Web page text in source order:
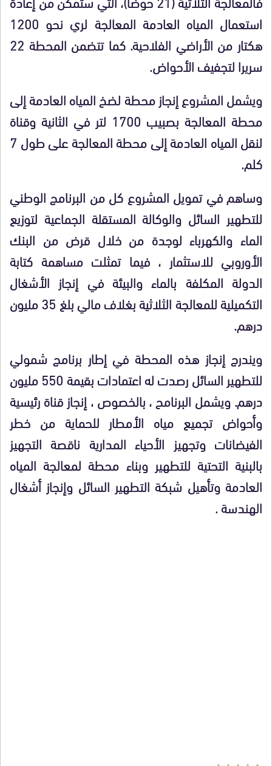
استعمال المياه العادمة المعالجة لري نحو 1200
هكتار من الأراضي الفلاحية. كما تتضمن المحطة 22
سريرا لتجفيف الأحواض.
ويشمل المشروع إنجاز محطة لضخ المياه العادمة إلى
محطة المعالجة بصبيب 1700 لتر في الثانية وقناة
لنقل المياه العادمة إلى محطة المعالجة على طول 7
كلم.
وساهم في تمويل المشروع كل من البرنامج الوطني
للتطهير السائل والوكالة المستقلة الجماعية لتوزيع
الماء والكهرباء لوجدة من خلال قرض من البنك
الأوروبي للاستثمار ، فيما تمثلت مساهمة كتابة
الدولة المكلفة بالماء والبيئة في إنجاز الأشغال
التكميلية للمعالجة الثلاثية بغلاف مالي بلغ 35 مليون
درهم.
ويندرج إنجاز هذه المحطة في إطار برنامج شمولي
للتطهير السائل رصدت له اعتمادات بقيمة 550 مليون
درهم. ويشمل البرنامح ، بالخصوص ، إنجاز قناة رئيسية
وأحواض تجميع مياه الأمطار للحماية من خطر
الفيضانات وتجهيز الأحياء المدارية ناقصة التجهيز
بالبنية التحتية للتطهير وبناء محطة لمعالجة المياه
العادمة وتأهيل شبكة التطهير السائل وإنجاز أشغال
الهندسة .